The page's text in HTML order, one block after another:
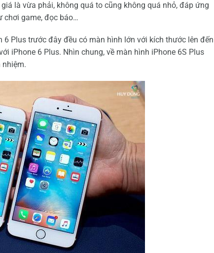
là vừa phải, không quá to cũng không quá nhỏ, đáp ứng
chơi game, đọc báo…
Plus trước đây đều có màn hình lớn với kích thước lên đến
iPhone 6 Plus. Nhìn chung, về màn hình iPhone 6S Plus
nhiệm.